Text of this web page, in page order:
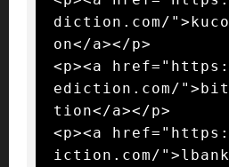
diction.com/
on</a></p>
<p><a
ediction.com/
tion</a></p>
<p><a
iction.com/